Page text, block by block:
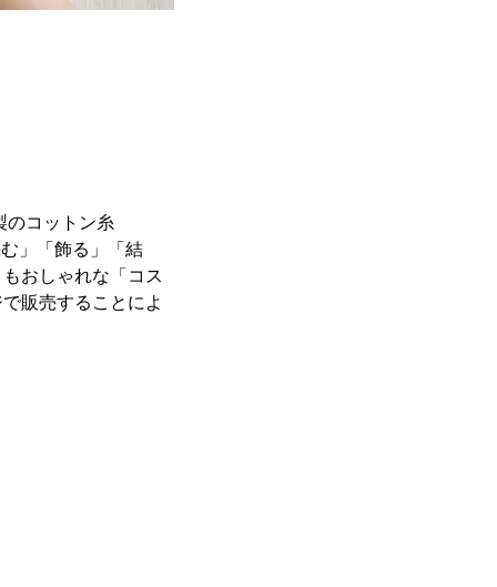
のコットン糸
」「飾る」「結
おしゃれな「コス
販売することによ